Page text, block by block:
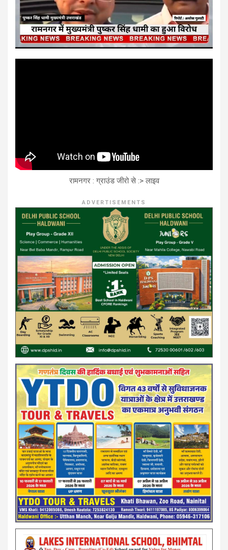
रामनगर : ग्राउंड जीरो से :> लाइव
ADVERTISEMENTS